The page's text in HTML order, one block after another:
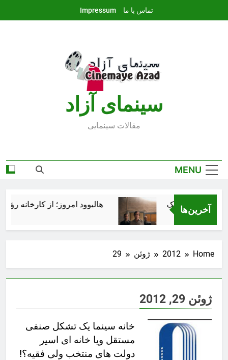
تماس با ما Impressum
سينماى آزاد
مقالات سينمايى
MENU
آخرین‌ها هالیوود امروز؛ از کارخانه
Home
2012 ژوئن 29
ژوئن 29, 2012
خانه سینما یک تشکل صنفی
مستقل ویا خانه ای اسیر
دولت های منتخب ولی فقیه؟!